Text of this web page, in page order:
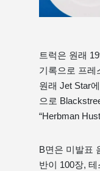
트럭은 원래
기록으로 프레
원래 Jet Star
으로
“Herbman
B면은 미발표
반이 100장,